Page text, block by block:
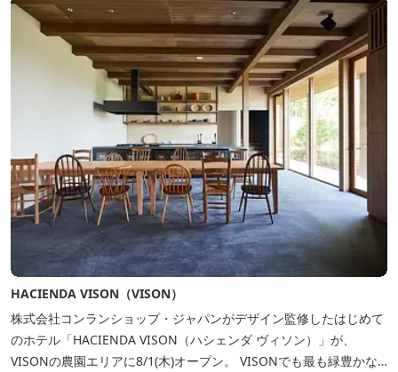
HACIENDA VISON（VISON）
株式会社コンランショップ・ジャパンがデザイン監修したはじめて
のホテル「HACIENDA VISON（ハシェンダ ヴィソン）」が、
VISONの農園エリアに8/1(木)オープン。 VISONでも最も緑豊かな